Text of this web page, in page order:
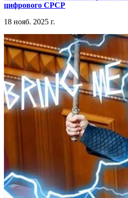
цифрового СРСР
18 нояб. 2025 г.